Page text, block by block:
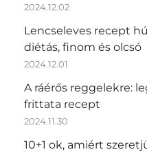
2024.12.02
Lencseleves recept
diétás, finom és olcsó
2024.12.01
A ráérős reggelekre:
frittata recept
2024.11.30
10+1 ok, amiért